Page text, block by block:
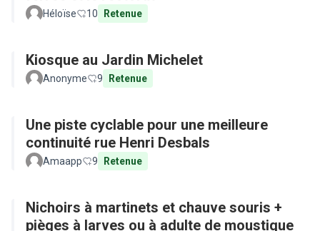
Héloïse 10 Retenue
Kiosque au Jardin Michelet
Anonyme 9 Retenue
Une piste cyclable pour une meilleure
continuité rue Henri Desbals
Amaapp 9 Retenue
Nichoirs à martinets et chauve souris +
pièges à larves ou à adulte de moustique